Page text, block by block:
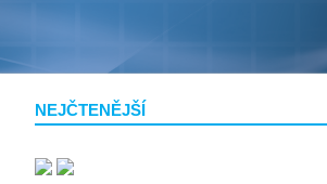
NEJČTENĚJŠÍ